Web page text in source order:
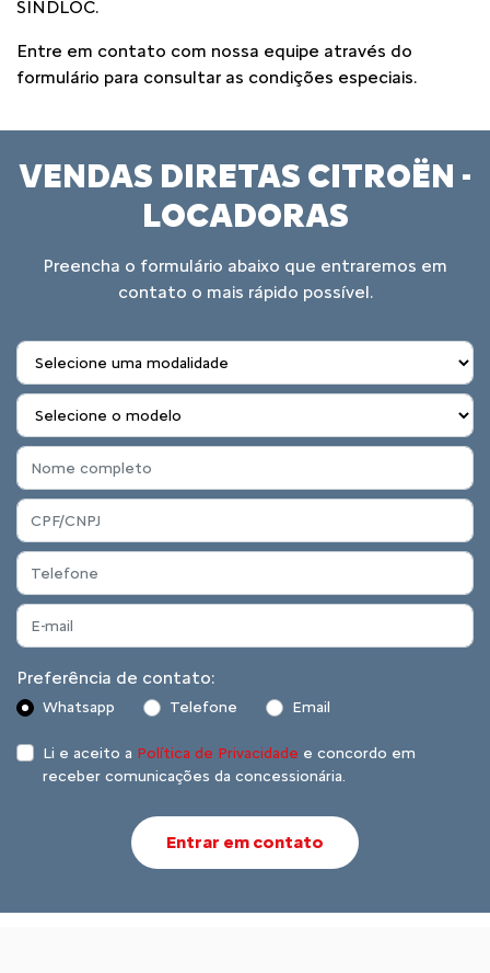
SINDLOC.
Entre em contato com nossa equipe através do
formulário para consultar as condições especiais.
VENDAS DIRETAS CITROËN -
LOCADORAS
Preencha o formulário abaixo que entraremos em
contato o mais rápido possível.
Preferência de contato:
Whatsapp Telefone Email
Li e aceito a Política de Privacidade e concordo em
receber comunicações da concessionária.
Entrar em contato